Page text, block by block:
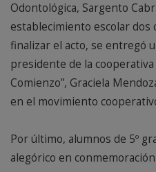
Odontológica, Sargento
establecimiento escolar dos
finalizar el acto, se entregó
presidente de la cooperativa
Comienzo”, Graciela
en el movimiento
Por último, alumnos de 5º
alegórico en